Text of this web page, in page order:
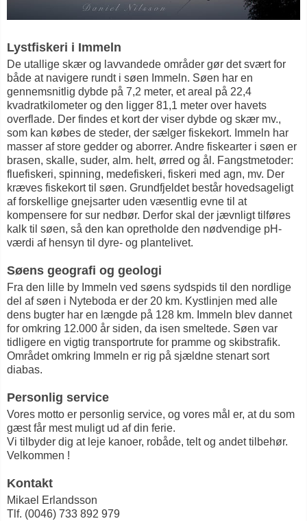
Lystfiskeri i Immeln
De utallige skær og lavvandede områder gør det svært for
både at navigere rundt i søen Immeln. Søen har en
gennemsnitlig dybde på 7,2 meter, et areal på 22,4
kvadratkilometer og den ligger 81,1 meter over havets
overflade. Der findes et kort der viser dybde og skær mv.,
som kan købes de steder, der sælger fiskekort. Immeln har
masser af store gedder og aborrer. Andre fiskearter i søen er
brasen, skalle, suder, alm. helt, ørred og ål. Fangstmetoder:
fluefiskeri, spinning, medefiskeri, fiskeri med agn, mv. Der
kræves fiskekort til søen. Grundfjeldet består hovedsageligt
af forskellige gnejsarter uden væsentlig evne til at
kompensere for sur nedbør. Derfor skal der jævnligt tilføres
kalk til søen, så den kan opretholde den nødvendige pH-
værdi af hensyn til dyre- og plantelivet.
Søens geografi og geologi
Fra den lille by Immeln ved søens sydspids til den nordlige
del af søen i Nyteboda er der 20 km. Kystlinjen med alle
dens bugter har en længde på 128 km. Immeln blev dannet
for omkring 12.000 år siden, da isen smeltede. Søen var
tidligere en vigtig transportrute for pramme og skibstrafik.
Området omkring Immeln er rig på sjældne stenart sort
diabas.
Personlig service
Vores motto er personlig service, og vores mål er, at du som
gæst får mest muligt ud af din ferie.
Vi tilbyder dig at leje kanoer, robåde, telt og andet tilbehør.
Velkommen !
Kontakt
Mikael Erlandsson
Tlf. (0046) 733 892 979